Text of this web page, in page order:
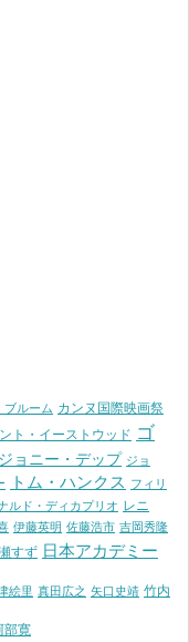
ブルーム カンヌ国際映画祭
ト・イーストウッド ゴ
ジョニー・デップ ジョ
トム・ハンクス フィリ
ルド・ディカプリオ レニ
伊藤英明 佐藤浩市 吉岡秀隆
すず 日本アカデミー
絵里 真田広之 矢口史靖 竹内
部寛